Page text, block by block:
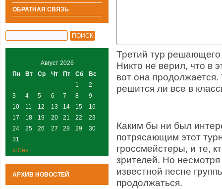
Третий тур
Никто не верил, что в
вот она продолжается.
решится ли все в
Каким бы ни был
потрясающим этот
гроссмейстеры, и те,
зрителей. Но несмотря
известной песне
продолжаться.
ОБРАТНАЯ СВЯЗЬ
Август 2026
Пн
Вт Ср Чт Пт Сб Вс
« Сен
1
2
3
4 5 6 7 8
9
10
11 12 13 14 15
16
17
18 19 20 21 22
23
24
25 26 27 28 29
30
31
АРХИВ НОВОСТЕЙ